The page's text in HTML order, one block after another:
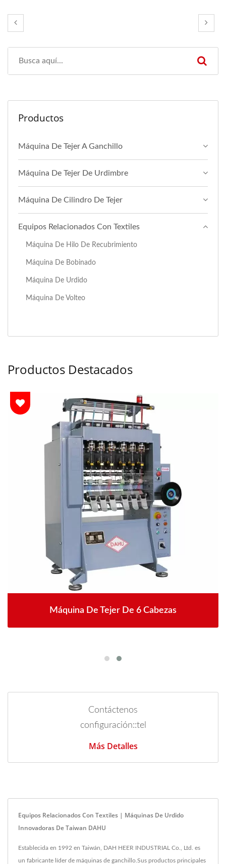
Productos
Máquina De Tejer A Ganchillo
Máquina De Tejer De Urdimbre
Máquina De Cilindro De Tejer
Equipos Relacionados Con Textiles
Máquina De Hilo De Recubrimiento
Máquina De Bobinado
Máquina De Urdido
Máquina De Volteo
Productos Destacados
Máquina De Tejer De 6 Cabezas
Contáctenos
configuración::tel
Más Detalles
Equipos Relacionados Con Textiles | Máquinas De Urdido
Innovadoras De Taiwan DAHU
Establecida en 1992 en Taiwán, DAH HEER INDUSTRIAL Co., Ltd. es
un fabricante líder de máquinas de ganchillo.Sus productos principales